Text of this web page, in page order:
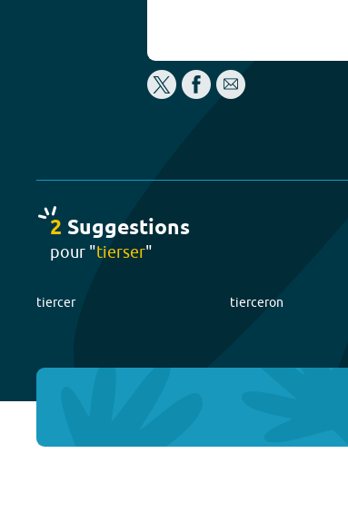
2 Suggestions
pour "tierser"
tiercer tierceron